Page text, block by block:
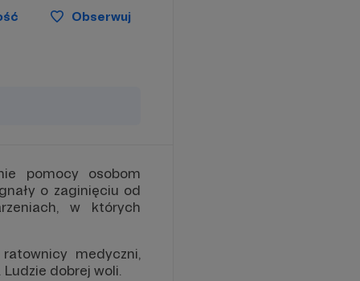
Obserwuj
pomocy osobom
o zaginięciu od
w których
medyczni,
dobrej woli.